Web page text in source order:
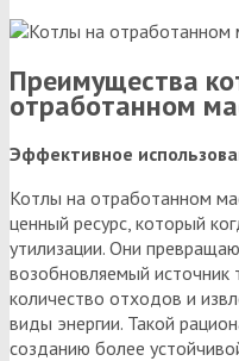
Преимущества
отработанном
Эффективное
Котлы на отработанном
ценный ресурс, который
утилизации. Они
возобновляемый источник
количество отходов и
виды энергии. Такой
созданию более